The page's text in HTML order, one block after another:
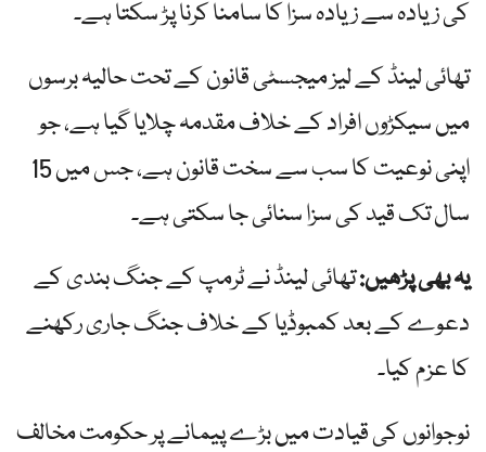
کی زیادہ سے زیادہ سزا کا سامنا کرنا پڑ سکتا ہے۔
تھائی لینڈ کے لیز میجسٹی قانون کے تحت حالیہ برسوں
میں سیکڑوں افراد کے خلاف مقدمہ چلایا گیا ہے، جو
اپنی نوعیت کا سب سے سخت قانون ہے، جس میں 15
سال تک قید کی سزا سنائی جا سکتی ہے۔
یہ بھی پڑھیں:تھائی لینڈ نے ٹرمپ کے جنگ بندی کے
دعوے کے بعد کمبوڈیا کے خلاف جنگ جاری رکھنے
کا عزم کیا۔
نوجوانوں کی قیادت میں بڑے پیمانے پر حکومت مخالف